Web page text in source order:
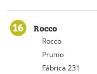
16 Rocco
Rocco
Prumo
Fábrica 231